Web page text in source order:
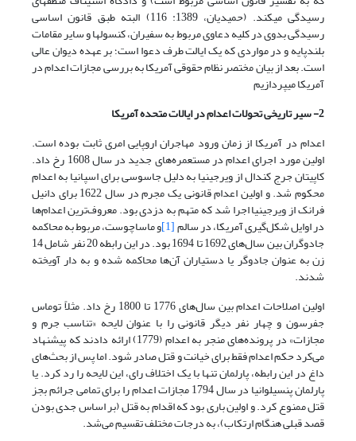
رسیدگی می­کند. (حمیدیان، 1389: 116) البته طبق قانون اساسی
رسیدگی بدوی در کلیه دعاوی مربوط به سفیران، کنسول­ها و سایر مقامات
بلندپایه و در مواردی که یک ایالت طرف دعوا است؛ بر عهده دیوان عالی
است. بعد از بیان مختصر نظام حقوقی آمریکا به بررسی مجازات اعدام در
آمریکا می­پردازیم
2- سیر تاریخی تحولات اعدام در ایالات متحده آمریکا
اعدام در آمریکا از زمان ورود مهاجران اروپایی امری ثابت بوده است.
اولین مورد اجرای اعدام در مستعمره‌های جدید در سال 1608 رخ داد.
کاپیتان جرج کندال از ویرجینیا به دلیل جاسوسی برای اسپانیا به اعدام
محکوم شد. و اولین اعدام قانونی یک مجرم در سال 1622 برای دانیل
فرانک از ویرجینیا اجرا شد که متهم به دزدی بود. معروف‌ترین اعدام‌ها
در اوایل شکل‌گیری آمریکا، در سالم[1] و ماساچوست، مربوط به محاکمه
جادوگران بین سال‌های 1692 تا 1694 بود. در این رابطه 20 نفر شامل 14
زن به عنوان جادوگر یا دستیاران آن‌ها محاکمه شده و به دار آویخته
شدند.
اولین اصلاحات اعدام بین سال‌های 1776 تا 1800 رخ داد. مثلاً توماس
جفرسون و چهار نفر دیگر قانونی را با عنوان لایحه «تناسب جرم و
مجازات» در پرونده‌های منجر به اعدام (1779) ارائه دادند که پیشنهاد
می‌کرد حکم اعدام فقط برای خیانت و قتل صادر شود. اما پس از بحث‌های
داغ در این رابطه، پارلمان تنها با یک اختلاف رای، این لایحه را رد کرد. یا
پارلمان پنسیلوانیا در سال 1794 مجازات اعدام را برای تمامی جرائم بجز
قتل ممنوع کرد. و اولین باری بود که اقدام به قتل (بر اساس جدی بودن
قصد قبلی هنگام ارتکاب)، به درجات مختلف تقسیم می‌شد.